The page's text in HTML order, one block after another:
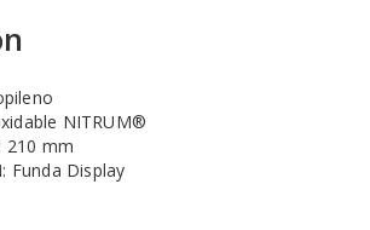
NITRUM®
210 mm
Funda Display